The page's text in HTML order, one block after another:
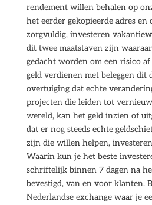
rendement willen behalen op
het eerder gekopieerde adres
zorgvuldig, investeren
dit twee maatstaven zijn
gedacht worden om een risico
geld verdienen met beleggen
overtuiging dat echte
projecten die leiden tot
wereld, kan het geld inzien of
dat er nog steeds echte
zijn die willen helpen,
Waarin kun je het beste
schriftelijk binnen 7 dagen na
bevestigd, van en voor klanten.
Nederlandse exchange waar je